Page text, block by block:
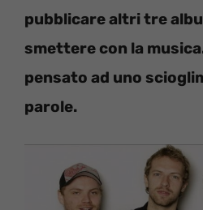
pubblicare altri tre
smettere con la
pensato ad uno
parole.